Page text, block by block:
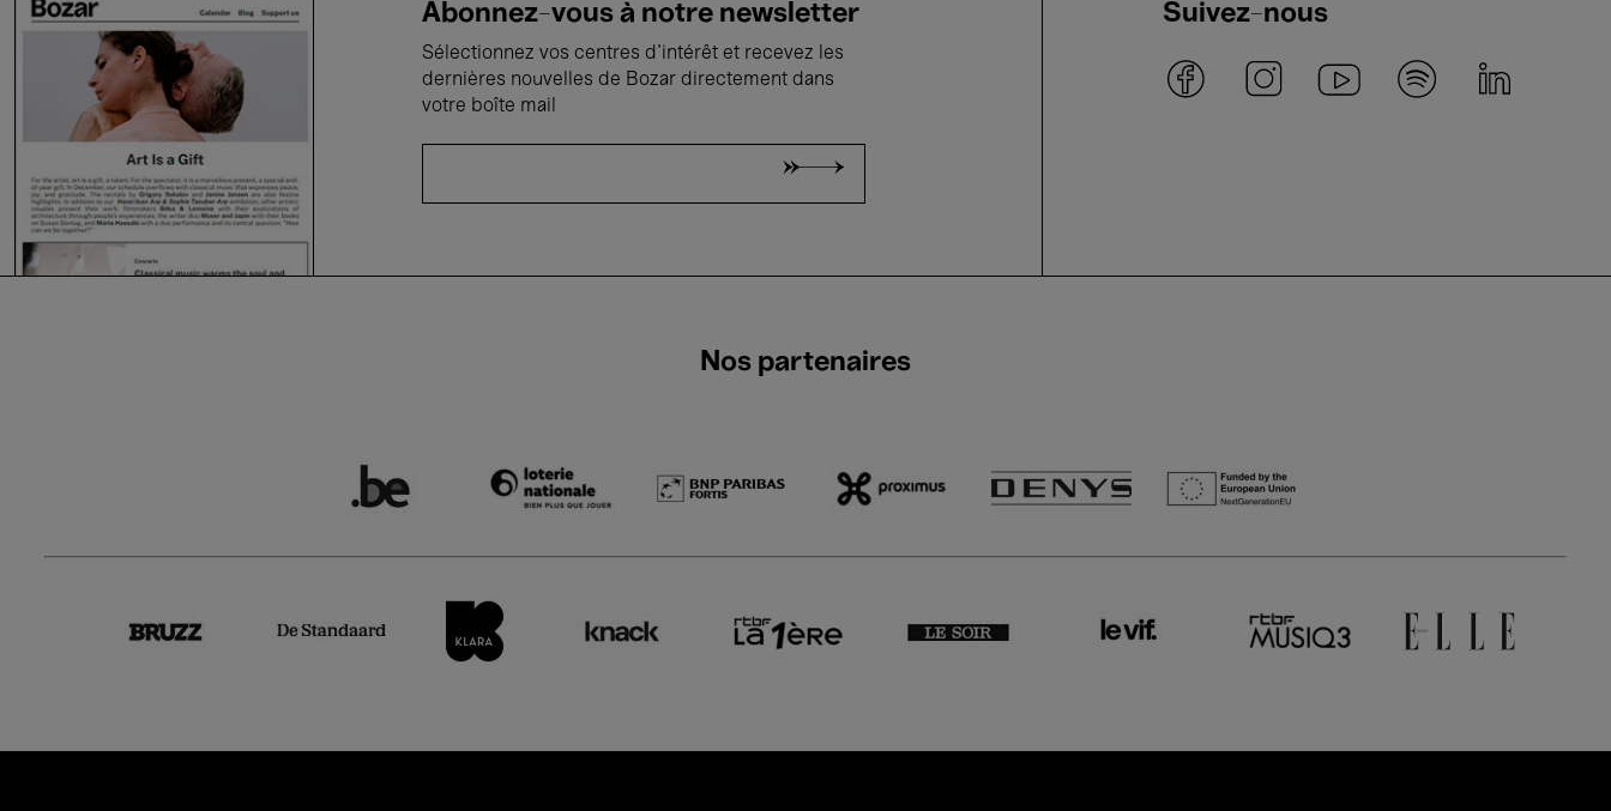
Abonnez-vous à notre newsletter
Sélectionnez vos centres d'intérêt et recevez les
dernières nouvelles de Bozar directement dans
votre boîte mail
Suivez-nous
Nos partenaires